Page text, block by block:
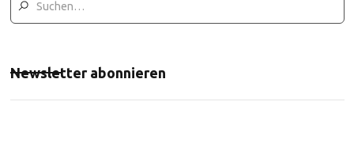
Newsletter abonnieren